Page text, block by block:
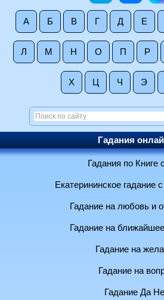
А Б В Г Д Е
Л М Н О П Р
Х Ц Ч Э
Гадания
Гадания по Книге
Екатерининское гадание
Гадание на любовь и
Гадание на
Гадание на
Гадание на
Гадание Да